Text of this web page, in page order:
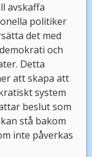
avskaffa
politiker
det med
och
Detta
att skapa att
system
beslut som
stå bakom
inte påverkas